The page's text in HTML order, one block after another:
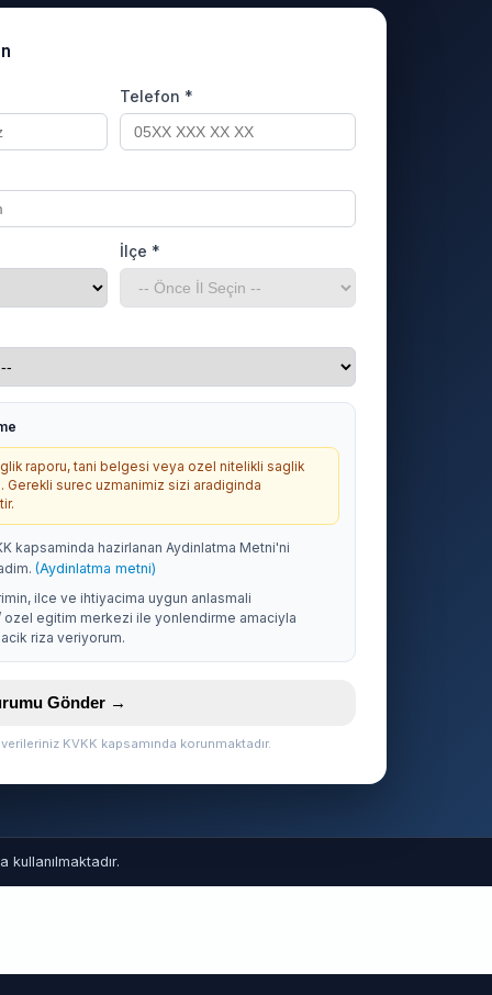
Telefon *
İlçe *
raporu, tani belgesi veya ozel nitelikli saglik
Gerekli surec uzmanimiz sizi aradiginda
kapsaminda hazirlanan Aydinlatma Metni'ni
(Aydinlatma metni)
ilce ve ihtiyacima uygun anlasmali
ozel egitim merkezi ile yonlendirme amaciyla
riza veriyorum.
Gönder →
KVKK kapsamında korunmaktadır.